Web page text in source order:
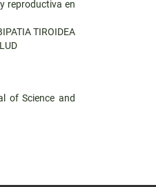
reproductiva en
TIROIDEA
of Science and